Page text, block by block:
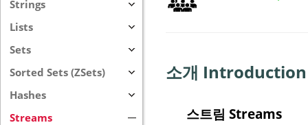
Strings
Lists
Sets
Sorted Sets (ZSets)
Hashes
Streams
소개 Introduction
스트림 Streams